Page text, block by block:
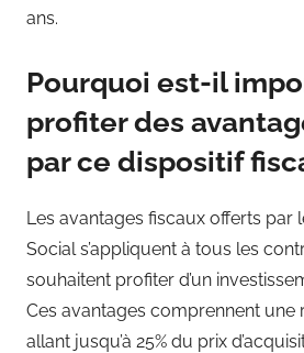
ans.
Pourquoi est-il
profiter des
par ce dispositif
Les avantages fiscaux offerts par
Social s’appliquent à tous les
souhaitent profiter d’un
Ces avantages comprennent une
allant jusqu’à 25% du prix